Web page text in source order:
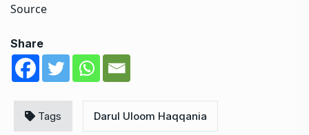
Source
Share
Tags Darul Uloom Haqqania